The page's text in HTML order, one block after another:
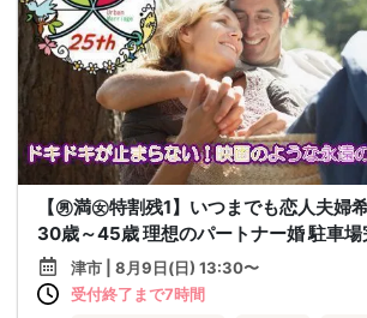
【㊚満㊛特割残1】いつまでも恋人夫婦
30歳～45歳 理想のパートナー婚 駐車場
津市 | 8月9日(日) 13:30〜
受付終了まで7時間